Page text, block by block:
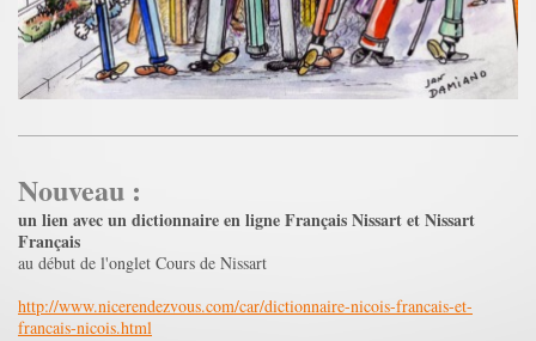
Nouveau :
un lien avec un dictionnaire en ligne Français Nissart et Nissart
Français
au début de l'onglet Cours de Nissart
http://www.nicerendezvous.com/car/dictionnaire-nicois-francais-et-
francais-nicois.html